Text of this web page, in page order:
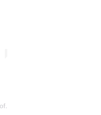
Uma publicação compartilhada por 彡★Professora: Valéria·.¸¸.· (@ensinandocomcarinho)